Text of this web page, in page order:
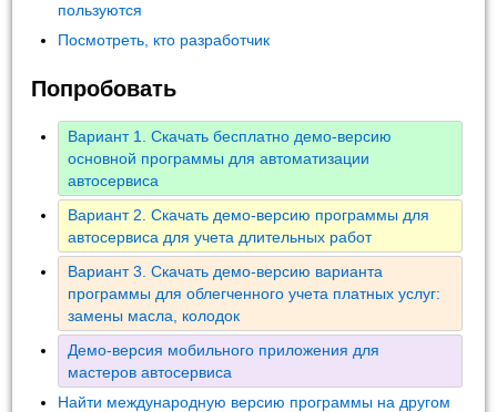
пользуются
Посмотреть, кто разработчик
Попробовать
Вариант 1. Скачать бесплатно демо-версию
основной программы для автоматизации
автосервиса
Вариант 2. Скачать демо-версию программы для
автосервиса для учета длительных работ
Вариант 3. Скачать демо-версию варианта
программы для облегченного учета платных услуг:
замены масла, колодок
Демо-версия мобильного приложения для
мастеров автосервиса
Найти международную версию программы на другом